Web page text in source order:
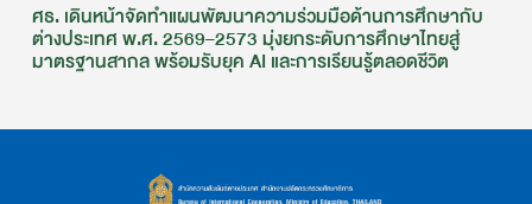
ศธ. เดินหน้าจัดทำแผนพัฒนาความร่วมมือด้านการศึกษากับ
ต่างประเทศ พ.ศ. 2569–2573 มุ่งยกระดับการศึกษาไทยสู่
มาตรฐานสากล พร้อมรับยุค AI และการเรียนรู้ตลอดชีวิต